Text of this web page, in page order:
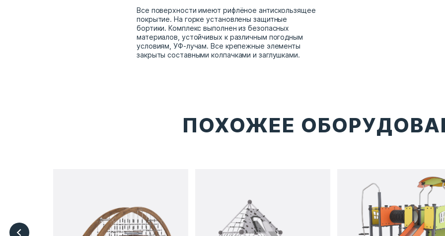
Все поверхности имеют рифлёное антискользящее
покрытие. На горке установлены защитные
бортики. Комплекс выполнен из безопасных
материалов, устойчивых к различным погодным
условиям, УФ-лучам. Все крепежные элементы
закрыты составными колпачками и заглушками.
ПОХОЖЕЕ